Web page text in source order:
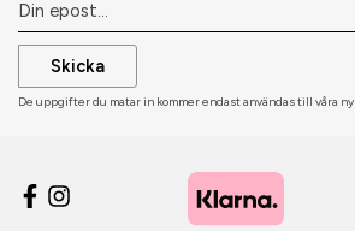
Skicka
De uppgifter du matar in kommer endast användas till våra